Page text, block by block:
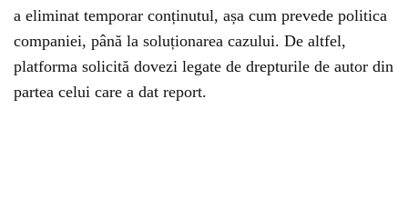
a eliminat temporar conținutul, așa cum prevede politica
companiei, până la soluționarea cazului. De altfel,
platforma solicită dovezi legate de drepturile de autor din
partea celui care a dat report.